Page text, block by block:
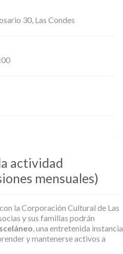
30, Las Condes
actividad
mensuales)
la Corporación Cultural de Las
y sus familias podrán
, una entretenida instancia
y mantenerse activos a